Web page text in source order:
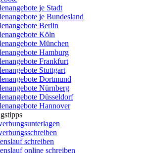
je Stadt
je Bundesland
Berlin
Köln
München
Hamburg
Frankfurt
Stuttgart
Dortmund
Nürnberg
Düsseldorf
Hannover
schreiben
online schreiben